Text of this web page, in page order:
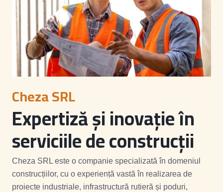
Cheza SRL
Expertiză și inovație în
serviciile de construcții
Cheza SRL este o companie specializată în domeniul
construcțiilor, cu o experiență vastă în realizarea de
proiecte industriale, infrastructură rutieră și poduri,